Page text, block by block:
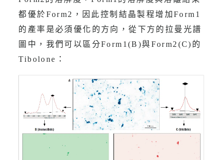
都優於Form2，因此控制結晶製程增加Form1
的產率是必須優化的方向，從下方的拉曼光譜
圖中，我們可以區分Form1(B)與Form2(C)的
Tibolone：